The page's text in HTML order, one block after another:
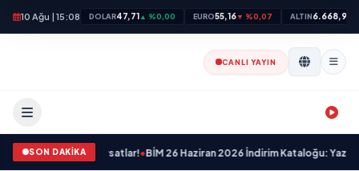
10 Ağu | 15:08 DOLAR47,71▲ %0,00 EURO55,16▼ %0,07 ALTIN6.668,96
CANLI YAYIN
SON DAKİKA
Nefes Kesen Fırsatlar!• BİM 26 Haziran 2026 İndirim Kataloğu: Yazınızı